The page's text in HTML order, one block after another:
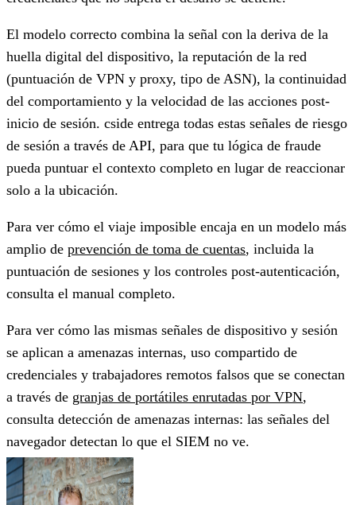
El modelo correcto combina la señal con la deriva de la
huella digital del dispositivo, la reputación de la red
(puntuación de VPN y proxy, tipo de ASN), la continuidad
del comportamiento y la velocidad de las acciones post-
inicio de sesión. cside entrega todas estas señales de riesgo
de sesión a través de API, para que tu lógica de fraude
pueda puntuar el contexto completo en lugar de reaccionar
solo a la ubicación.
Para ver cómo el viaje imposible encaja en un modelo más
amplio de prevención de toma de cuentas, incluida la
puntuación de sesiones y los controles post-autenticación,
consulta el manual completo.
Para ver cómo las mismas señales de dispositivo y sesión
se aplican a amenazas internas, uso compartido de
credenciales y trabajadores remotos falsos que se conectan
a través de granjas de portátiles enrutadas por VPN,
consulta detección de amenazas internas: las señales del
navegador detectan lo que el SIEM no ve.